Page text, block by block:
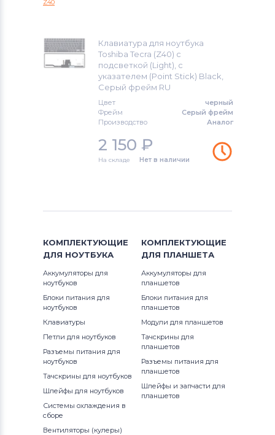
КлавиатурыPackard Bell
КлавиатурыBenq
КлавиатурыLenovo
КлавиатурыMedion
КлавиатурыCompaq
КлавиатурыApple
Клавиатуры
КлавиатурыSamsung
КлавиатурыFujitsu
КлавиатурыClevo
КлавиатурыSony
Portege A Series
Portege M Series
Portege R Series
Portege S Series
Portege Z Series
Satellite 1000 Series
Satellite 2000 Series
Satellite A Series
Satellite C Series
Satellite L Series
Satellite M Series
Satellite NB Series
Z40
Клавиатура для ноутбука
Toshiba Tecra (Z40) с
подсветкой (Light), с
указателем (Point Stick) Black,
Серый фрейм RU
Цвет
черный
Фрейм
Серый фрейм
Производство
Аналог
2 150 ₽
На складе Нет в наличии
КОМПЛЕКТУЮЩИЕ
ДЛЯ НОУТБУКА
Аккумуляторы для
ноутбуков
Блоки питания для
ноутбуков
Клавиатуры
Петли для ноутбуков
Разъемы питания для
ноутбуков
Тачскрины для ноутбуков
Шлейфы для ноутбуков
Системы охлаждения в
сборе
Вентиляторы (кулеры)
КОМПЛЕКТУЮЩИЕ
ДЛЯ ПЛАНШЕТА
Аккумуляторы для
планшетов
Блоки питания для
планшетов
Модули для планшетов
Тачскрины для
планшетов
Разъемы питания для
планшетов
Шлейфы и запчасти для
планшетов